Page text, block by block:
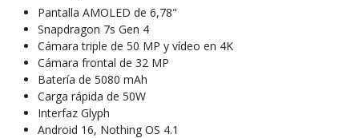
Pantalla AMOLED de 6,78"
Snapdragon 7s Gen 4
Cámara triple de 50 MP y vídeo en 4K
Cámara frontal de 32 MP
Batería de 5080 mAh
Carga rápida de 50W
Interfaz Glyph
Android 16, Nothing OS 4.1